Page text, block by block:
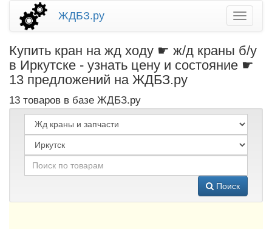
ЖДБЗ.ру
Купить кран на жд ходу ☛ ж/д краны б/у
в Иркутске - узнать цену и состояние ☛
13 предложений на ЖДБЗ.ру
13 товаров в базе ЖДБЗ.ру
Поиск